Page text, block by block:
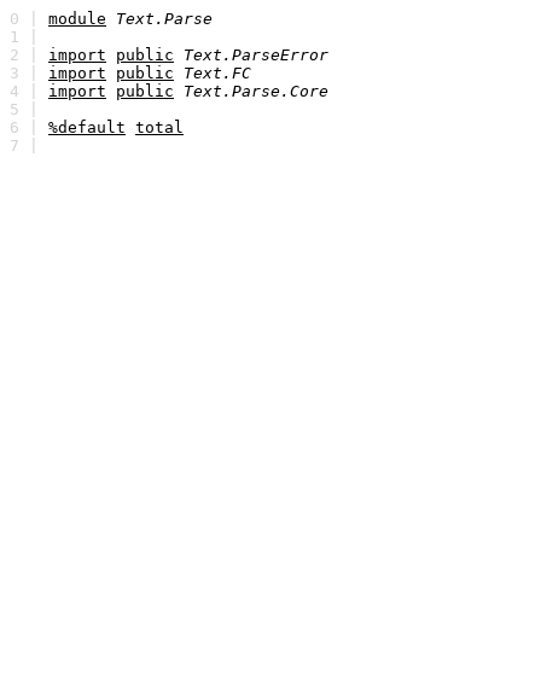
0 | module
Text.Parse
1 |
2 | import public
Text.ParseError
3 | import public
Text.FC
4 | import public
Text.Parse.Core
5 |
6 | %default total
7 |